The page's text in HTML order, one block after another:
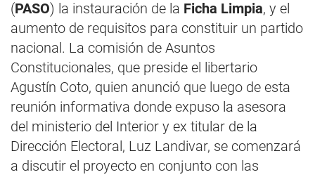
(PASO) la instauración de la Ficha Limpia, y el
aumento de requisitos para constituir un partido
nacional. La comisión de Asuntos
Constitucionales, que preside el libertario
Agustín Coto, quien anunció que luego de esta
reunión informativa donde expuso la asesora
del ministerio del Interior y ex titular de la
Dirección Electoral, Luz Landivar, se comenzará
a discutir el proyecto en conjunto con las